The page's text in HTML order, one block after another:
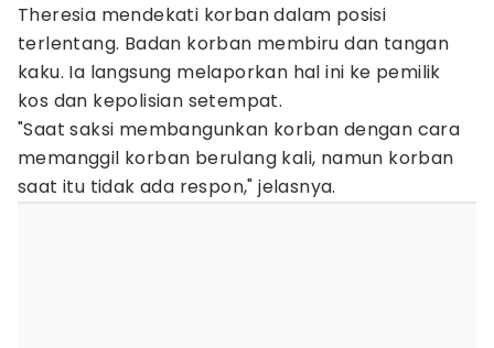
Theresia mendekati korban dalam posisi
terlentang. Badan korban membiru dan tangan
kaku. Ia langsung melaporkan hal ini ke pemilik
kos dan kepolisian setempat.
"Saat saksi membangunkan korban dengan cara
memanggil korban berulang kali, namun korban
saat itu tidak ada respon," jelasnya.